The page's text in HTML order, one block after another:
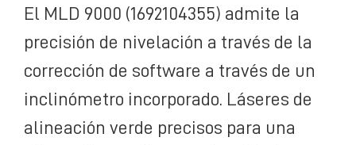
El MLD 9000 (1692104355) admite la
precisión de nivelación a través de la
corrección de software a través de un
inclinómetro incorporado. Láseres de
alineación verde precisos para una